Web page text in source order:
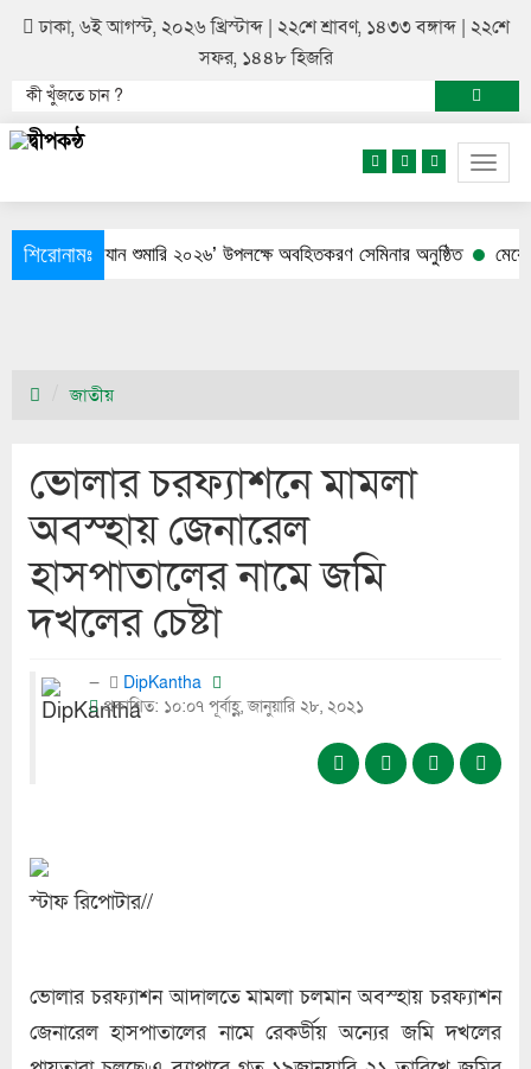
ঢাকা, ৬ই আগস্ট, ২০২৬ খ্রিস্টাব্দ | ২২শে শ্রাবণ, ১৪৩৩ বঙ্গাব্দ | ২২শে
সফর, ১৪৪৮ হিজরি
শিরোনামঃ
নৌযান শুমারি ২০২৬’ উপলক্ষে অবহিতকরণ সেমিনার অনুষ্ঠিত মেয়ের
জাতীয়
ভোলার চরফ্যাশনে মামলা
অবস্হায় জেনারেল
হাসপাতালের নামে জমি
দখলের চেষ্টা
DipKantha
প্রকাশিত: ১০:০৭ পূর্বাহ্ণ, জানুয়ারি ২৮, ২০২১
স্টাফ রিপোটার//
ভোলার চরফ্যাশন আদালতে মামলা চলমান অবস্হায় চরফ্যাশন
জেনারেল হাসপাতালের নামে রেকর্ডীয় অন্যের জমি দখলের